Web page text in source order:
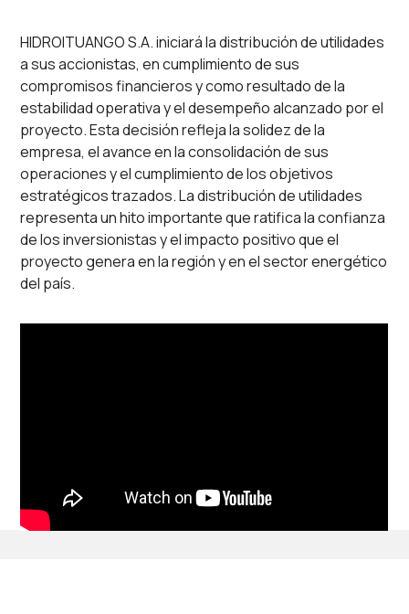
HIDROITUANGO S.A. iniciará la distribución de utilidades
a sus accionistas, en cumplimiento de sus
compromisos financieros y como resultado de la
estabilidad operativa y el desempeño alcanzado por el
proyecto. Esta decisión refleja la solidez de la
empresa, el avance en la consolidación de sus
operaciones y el cumplimiento de los objetivos
estratégicos trazados. La distribución de utilidades
representa un hito importante que ratifica la confianza
de los inversionistas y el impacto positivo que el
proyecto genera en la región y en el sector energético
del país.